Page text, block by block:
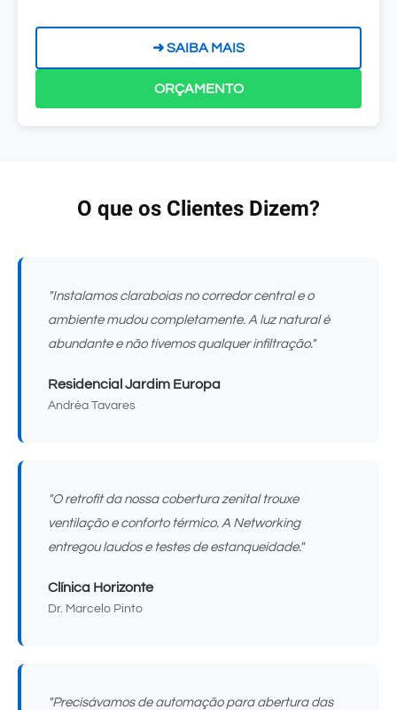
➜ SAIBA MAIS
ORÇAMENTO
O que os Clientes Dizem?
"Instalamos claraboias no corredor central e o
ambiente mudou completamente. A luz natural é
abundante e não tivemos qualquer infiltração."
Residencial Jardim Europa
Andréa Tavares
"O retrofit da nossa cobertura zenital trouxe
ventilação e conforto térmico. A Networking
entregou laudos e testes de estanqueidade."
Clínica Horizonte
Dr. Marcelo Pinto
"Precisávamos de automação para abertura das